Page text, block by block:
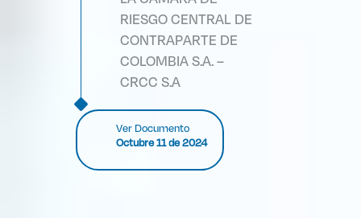
RIESGO CENTRAL DE
CONTRAPARTE DE
COLOMBIA S.A. –
CRCC S.A
Ver Documento
Octubre 11 de 2024